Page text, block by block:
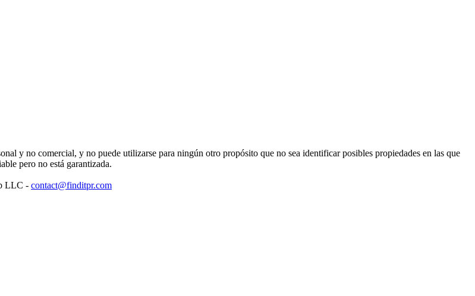
y no comercial, y no puede utilizarse para ningún otro propósito que no sea identificar posibles propiedades en las que
pero no está garantizada.
LLC - contact@finditpr.com